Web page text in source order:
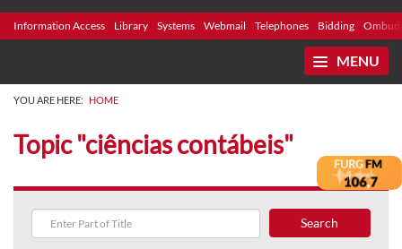
Information Access Library Systems Webmail Telephones Bidding
MENU
YOU ARE HERE: HOME
Topic "ciências contábeis"
Search